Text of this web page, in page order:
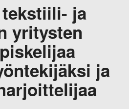
tekstiili- ja
yritysten
ja